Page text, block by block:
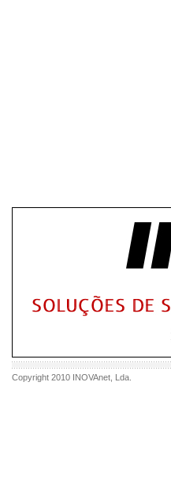
Copyright 2010 INOVAnet , Lda.